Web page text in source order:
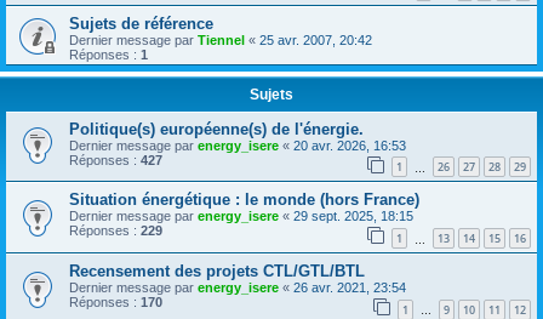
Sujets de référence
Dernier message par Tiennel « 25 avr. 2007, 20:42
Réponses : 1
Sujets
Politique(s) européenne(s) de l'énergie.
Dernier message par energy_isere « 20 avr. 2026, 16:53
Réponses : 427 1 26 27 28 29
Situation énergétique : le monde (hors France)
Dernier message par energy_isere « 29 sept. 2025, 18:15
Réponses : 229 1 13 14 15 16
Recensement des projets CTL/GTL/BTL
Dernier message par energy_isere « 26 avr. 2021, 23:54
Réponses : 170 1 … 9 10 11 12